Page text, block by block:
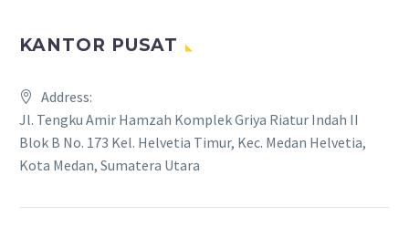
KANTOR PUSAT
Address:
Jl. Tengku Amir Hamzah Komplek Griya Riatur Indah II
Blok B No. 173 Kel. Helvetia Timur, Kec. Medan Helvetia,
Kota Medan, Sumatera Utara